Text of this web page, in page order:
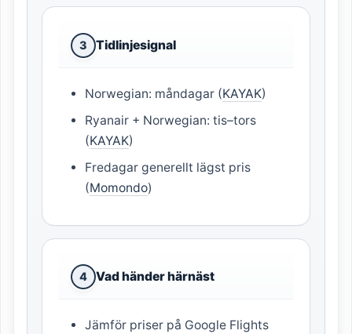
3 Tidlinjesignal
Norwegian: måndagar (KAYAK)
Ryanair + Norwegian: tis–tors
(KAYAK)
Fredagar generellt lägst pris
(Momondo)
4 Vad händer härnäst
Jämför priser på Google Flights